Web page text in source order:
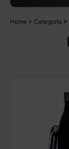
Home Categoria